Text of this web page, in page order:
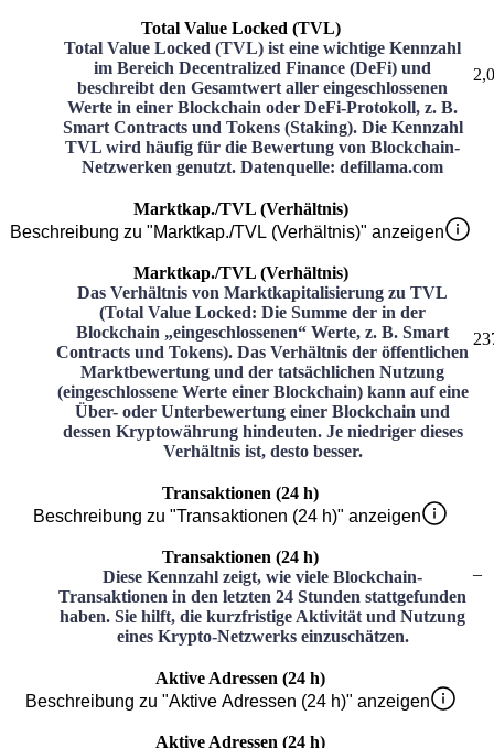
Total Value Locked (TVL)
Total Value Locked (TVL) ist eine wichtige Kennzahl
im Bereich Decentralized Finance (DeFi) und
beschreibt den Gesamtwert aller eingeschlossenen
Werte in einer Blockchain oder DeFi-Protokoll, z. B.
Smart Contracts und Tokens (Staking). Die Kennzahl
TVL wird häufig für die Bewertung von Blockchain-
Netzwerken genutzt. Datenquelle: defillama.com
Marktkap./TVL (Verhältnis)
Beschreibung zu "Marktkap./TVL (Verhältnis)" anzeigen
Marktkap./TVL (Verhältnis)
Das Verhältnis von Marktkapitalisierung zu TVL
(Total Value Locked: Die Summe der in der
Blockchain „eingeschlossenen“ Werte, z. B. Smart
Contracts und Tokens). Das Verhältnis der öffentlichen
Marktbewertung und der tatsächlichen Nutzung
(eingeschlossene Werte einer Blockchain) kann auf eine
Über- oder Unterbewertung einer Blockchain und
dessen Kryptowährung hindeuten. Je niedriger dieses
Verhältnis ist, desto besser.
Transaktionen (24 h)
Beschreibung zu "Transaktionen (24 h)" anzeigen
Transaktionen (24 h)
Diese Kennzahl zeigt, wie viele Blockchain-
Transaktionen in den letzten 24 Stunden stattgefunden
haben. Sie hilft, die kurzfristige Aktivität und Nutzung
eines Krypto-Netzwerks einzuschätzen.
–
Aktive Adressen (24 h)
Beschreibung zu "Aktive Adressen (24 h)" anzeigen
Aktive Adressen (24 h)